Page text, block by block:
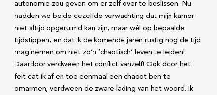
autonomie zou geven om er zelf over te beslissen. Nu
hadden we beide dezelfde verwachting dat mijn kamer
niet altijd opgeruimd kan zijn, maar wél op bepaalde
tijdstippen, en dat ik de komende jaren rustig nog de tijd
mag nemen om niet zo’n ‘chaotisch’ leven te leiden!
Daardoor verdween het conflict vanzelf! Ook door het
feit dat ik af en toe eenmaal een chaoot ben te
omarmen, verdween de zware lading van het woord. Ik